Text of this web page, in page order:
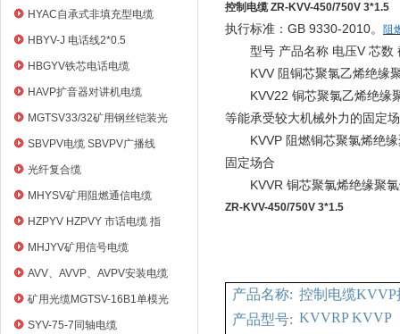
HYAC自承式非填充型电缆
HBYV-J 电话线2*0.5
HBGYV铁芯电话电缆
HAVP扩音器对讲机电缆
MGTSV33/32矿用钢丝铠装光
缆
SBVPV电缆 SBVPV广播线
光纤复合缆
MHYSV矿用阻燃通信电缆
HZPYV HZPVY 市话电缆 指
令通信线
MHJYV矿用信号电缆
AVV、AVVP、AVPV安装电缆
矿用光缆MGTSV-16B1单模光
纤
SYV-75-7同轴电缆
控制电缆 ZR-KVV-450/750V 3*1.5
执行标准： GB 9330-2010。 阻
型号 产品名称 电压V 芯数
KVV 阻铜芯聚氯乙烯绝缘
KVV22 铜芯聚氯乙烯绝缘
等能承受较大机械外力的固定
KVVP 阻燃铜芯聚氯烯绝
固定场合
KVVR 铜芯聚氯烯绝缘聚
ZR-KVV-450/750V 3*1.5
产品名称: 控制电缆KVVP
产品型号: KVVRP KVVP